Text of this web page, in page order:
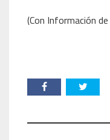
(Con Información